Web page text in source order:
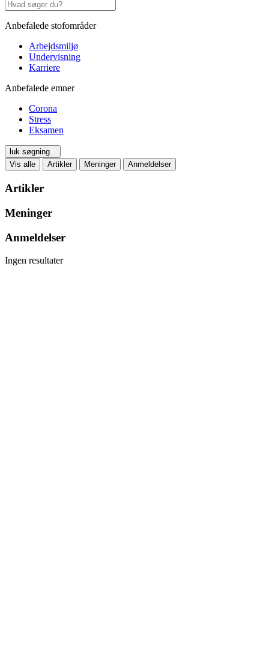
Anbefalede stofområder
Arbejdsmiljø
Undervisning
Karriere
Anbefalede emner
Corona
Stress
Eksamen
luk søgning
Vis alle
Artikler Meninger Anmeldelser
Artikler
Meninger
Anmeldelser
Ingen resultater